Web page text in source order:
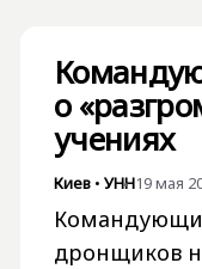
о
учениях
Киев • УНН19 мая
дронщиков